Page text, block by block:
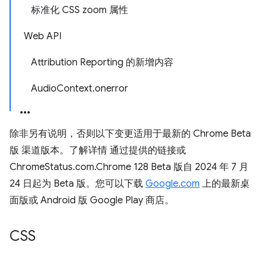
标准化 CSS zoom 属性
Web API
Attribution Reporting 的新增内容
AudioContext.onerror
除非另有说明，否则以下变更适用于最新的 Chrome Beta
版 渠道版本。了解详情 通过提供的链接或
ChromeStatus.com.Chrome 128 Beta 版自 2024 年 7 月
24 日起为 Beta 版。您可以下载 Google.com 上的最新桌
面版或 Android 版 Google Play 商店。
CSS